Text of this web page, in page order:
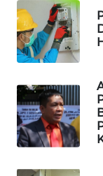
AKHLAK
ID
NEWS
SONYA
ASA